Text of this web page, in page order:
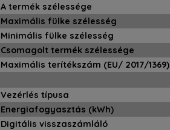
A termék szélessége
Maximális fülke szélesség
Minimális fülke szélesség
Csomagolt termék szélessége
Maximális terítékszám (EU/ 2017/1369)
Vezérlés típusa
Energiafogyasztás (kWh)
Digitális visszaszámláló